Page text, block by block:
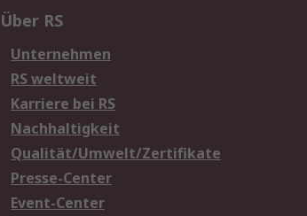
Über RS
Unternehmen
RS weltweit
Karriere bei RS
Nachhaltigkeit
Qualität/Umwelt/Zertifikate
Presse-Center
Event-Center